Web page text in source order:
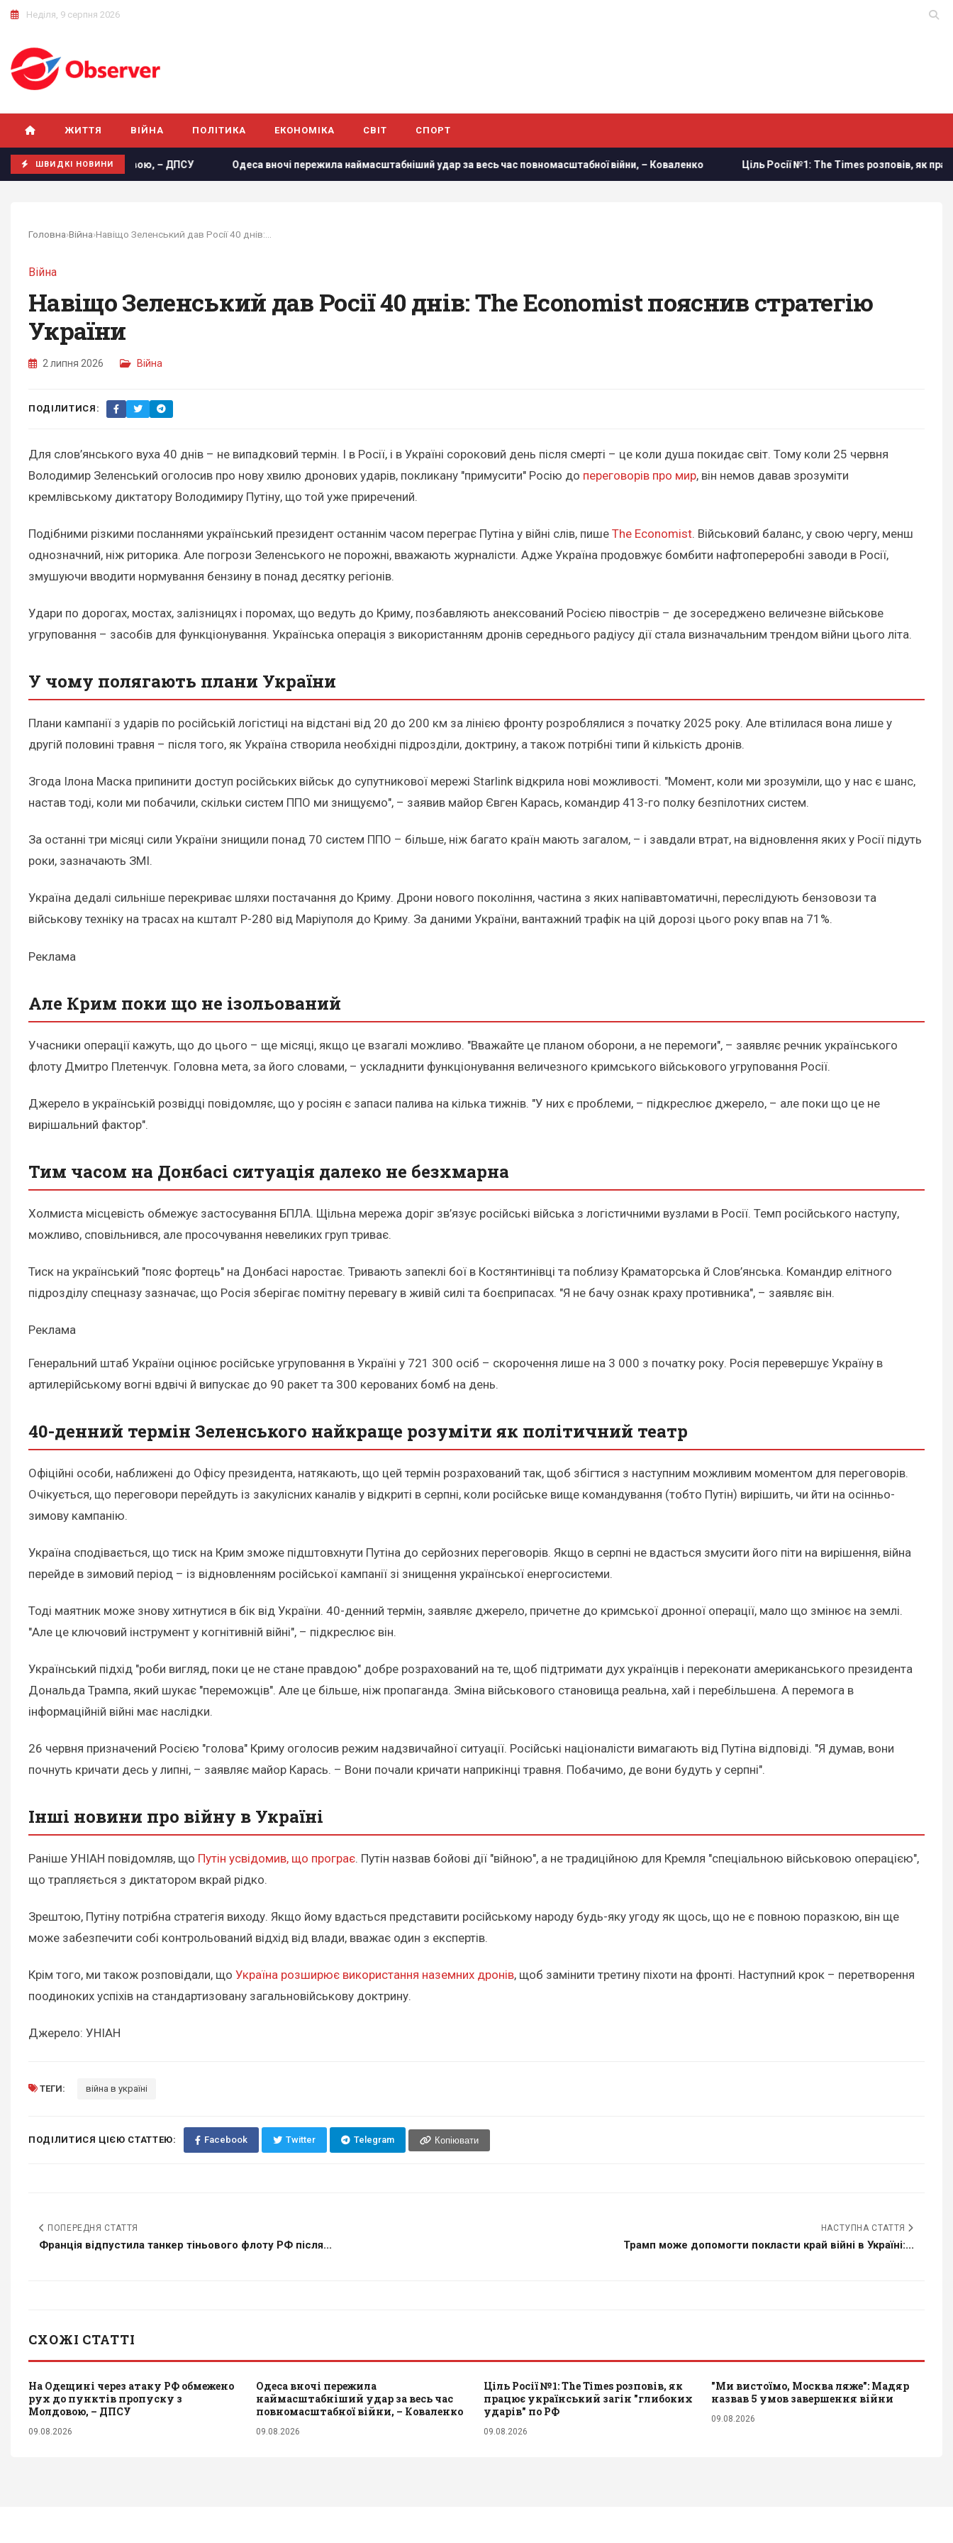
Неділя, 9 серпня 2026
ЖИТТЯ ВІЙНА ПОЛІТИКА ЕКОНОМІКА СВІТ СПОРТ
ШВИДКІ НОВИНИ
з Молдовою, – ДПСУ Одеса вночі пережила наймасштабніший удар за весь час повномасштабної війни, – Коваленко Ціль Росії №1: The Times розповів, як працює
Головна›Війна›
Війна
Навіщо Зеленський дав Росії 40 днів: The Economist пояснив стратегію
України
2 липня 2026 Війна
ПОДІЛИТИСЯ:
Для слов’янського вуха 40 днів – не випадковий термін. І в Росії, і в Україні сороковий день після смерті – це коли душа покидає світ. Тому коли 25 червня
Володимир Зеленський оголосив про нову хвилю дронових ударів, покликану "примусити" Росію до переговорів про мир, він немов давав зрозуміти
кремлівському диктатору Володимиру Путіну, що той уже приречений.
Подібними різкими посланнями український президент останнім часом переграє Путіна у війні слів, пише The Economist. Військовий баланс, у свою чергу, менш
однозначний, ніж риторика. Але погрози Зеленського не порожні, вважають журналісти. Адже Україна продовжує бомбити нафтопереробні заводи в Росії,
змушуючи вводити нормування бензину в понад десятку регіонів.
Удари по дорогах, мостах, залізницях і поромах, що ведуть до Криму, позбавляють анексований Росією півострів – де зосереджено величезне військове
угруповання – засобів для функціонування. Українська операція з використанням дронів середнього радіусу дії стала визначальним трендом війни цього літа.
У чому полягають плани України
Плани кампанії з ударів по російській логістиці на відстані від 20 до 200 км за лінією фронту розроблялися з початку 2025 року. Але втілилася вона лише у
другій половині травня – після того, як Україна створила необхідні підрозділи, доктрину, а також потрібні типи й кількість дронів.
Згода Ілона Маска припинити доступ російських військ до супутникової мережі Starlink відкрила нові можливості. "Момент, коли ми зрозуміли, що у нас є шанс,
настав тоді, коли ми побачили, скільки систем ППО ми знищуємо", – заявив майор Євген Карась, командир 413-го полку безпілотних систем.
За останні три місяці сили України знищили понад 70 систем ППО – більше, ніж багато країн мають загалом, – і завдали втрат, на відновлення яких у Росії підуть
роки, зазначають ЗМІ.
Україна дедалі сильніше перекриває шляхи постачання до Криму. Дрони нового покоління, частина з яких напівавтоматичні, переслідують бензовози та
військову техніку на трасах на кшталт Р-280 від Маріуполя до Криму. За даними України, вантажний трафік на цій дорозі цього року впав на 71%.
Реклама
Але Крим поки що не ізольований
Учасники операції кажуть, що до цього – ще місяці, якщо це взагалі можливо. "Вважайте це планом оборони, а не перемоги", – заявляє речник українського
флоту Дмитро Плетенчук. Головна мета, за його словами, – ускладнити функціонування величезного кримського військового угруповання Росії.
Джерело в українській розвідці повідомляє, що у росіян є запаси палива на кілька тижнів. "У них є проблеми, – підкреслює джерело, – але поки що це не
вирішальний фактор".
Тим часом на Донбасі ситуація далеко не безхмарна
Холмиста місцевість обмежує застосування БПЛА. Щільна мережа доріг зв’язує російські війська з логістичними вузлами в Росії. Темп російського наступу,
можливо, сповільнився, але просочування невеликих груп триває.
Тиск на український "пояс фортець" на Донбасі наростає. Тривають запеклі бої в Костянтинівці та поблизу Краматорська й Слов’янська. Командир елітного
підрозділу спецназу зазначає, що Росія зберігає помітну перевагу в живій силі та боєприпасах. "Я не бачу ознак краху противника", – заявляє він.
Реклама
Генеральний штаб України оцінює російське угруповання в Україні у 721 300 осіб – скорочення лише на 3 000 з початку року. Росія перевершує Україну в
артилерійському вогні вдвічі й випускає до 90 ракет та 300 керованих бомб на день.
40-денний термін Зеленського найкраще розуміти як політичний театр
Офіційні особи, наближені до Офісу президента, натякають, що цей термін розрахований так, щоб збігтися з наступним можливим моментом для переговорів.
Очікується, що переговори перейдуть із закулісних каналів у відкриті в серпні, коли російське вище командування (тобто Путін) вирішить, чи йти на осінньо-
зимову кампанію.
Україна сподівається, що тиск на Крим зможе підштовхнути Путіна до серйозних переговорів. Якщо в серпні не вдасться змусити його піти на вирішення, війна
перейде в зимовий період – із відновленням російської кампанії зі знищення української енергосистеми.
Тоді маятник може знову хитнутися в бік від України. 40-денний термін, заявляє джерело, причетне до кримської дронної операції, мало що змінює на землі.
"Але це ключовий інструмент у когнітивній війні", – підкреслює він.
Український підхід "роби вигляд, поки це не стане правдою" добре розрахований на те, щоб підтримати дух українців і переконати американського президента
Дональда Трампа, який шукає "переможців". Але це більше, ніж пропаганда. Зміна військового становища реальна, хай і перебільшена. А перемога в
інформаційній війні має наслідки.
26 червня призначений Росією "голова" Криму оголосив режим надзвичайної ситуації. Російські націоналісти вимагають від Путіна відповіді. "Я думав, вони
почнуть кричати десь у липні, – заявляє майор Карась. – Вони почали кричати наприкінці травня. Побачимо, де вони будуть у серпні".
Інші новини про війну в Україні
Раніше УНІАН повідомляв, що Путін усвідомив, що програє. Путін назвав бойові дії "війною", а не традиційною для Кремля "спеціальною військовою операцією",
що трапляється з диктатором вкрай рідко.
Зрештою, Путіну потрібна стратегія виходу. Якщо йому вдасться представити російському народу будь-яку угоду як щось, що не є повною поразкою, він ще
може забезпечити собі контрольований відхід від влади, вважає один з експертів.
Крім того, ми також розповідали, що Україна розширює використання наземних дронів, щоб замінити третину піхоти на фронті. Наступний крок – перетворення
поодиноких успіхів на стандартизовану загальновійськову доктрину.
Джерело: УНІАН
ТЕГИ: війна в україні
ПОДІЛИТИСЯ ЦІЄЮ СТАТТЕЮ: Facebook Twitter Telegram Копіювати
ПОПЕРЕДНЯ СТАТТЯ
Франція відпустила танкер тіньового флоту РФ після...
НАСТУПНА СТАТТЯ
Трамп може допомогти покласти край війні в Україні:...
СХОЖІ СТАТТІ
На Одещині через атаку РФ обмежено
рух до пунктів пропуску з
Молдовою, – ДПСУ
09.08.2026
Одеса вночі пережила
наймасштабніший удар за весь час
повномасштабної війни, – Коваленко
09.08.2026
Ціль Росії №1: The Times розповів, як
працює український загін "глибоких
ударів" по РФ
09.08.2026
"Ми вистоїмо, Москва ляже": Мадяр
назвав 5 умов завершення війни
09.08.2026